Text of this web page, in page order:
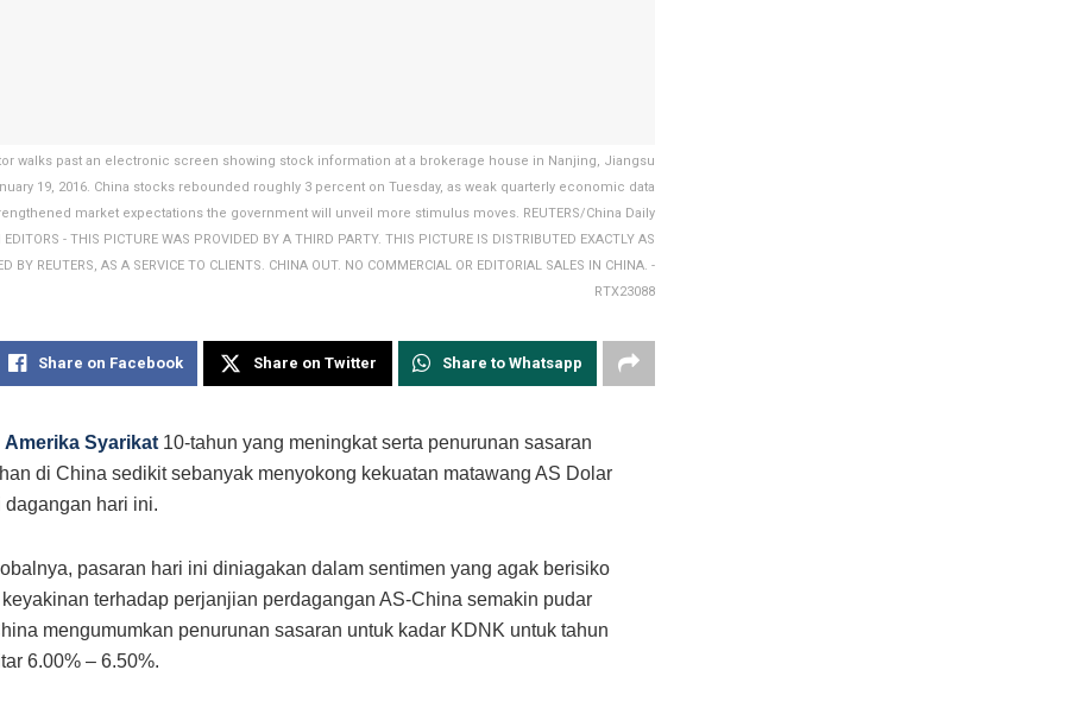
walks past an electronic screen showing stock information at a brokerage house in Nanjing, Jiangsu
19, 2016. China stocks rebounded roughly 3 percent on Tuesday, as weak quarterly economic data
market expectations the government will unveil more stimulus moves. REUTERS/China Daily
EDITORS - THIS PICTURE WAS PROVIDED BY A THIRD PARTY. THIS PICTURE IS DISTRIBUTED EXACTLY AS
BY REUTERS, AS A SERVICE TO CLIENTS. CHINA OUT. NO COMMERCIAL OR EDITORIAL SALES IN CHINA. -
RTX23088
Share on Facebook Share on Twitter Share to Whatsapp
Amerika Syarikat 10-tahun yang meningkat serta penurunan sasaran
di China sedikit sebanyak menyokong kekuatan matawang AS Dolar
dagangan hari ini.
pasaran hari ini diniagakan dalam sentimen yang agak berisiko
keyakinan terhadap perjanjian perdagangan AS-China semakin pudar
mengumumkan penurunan sasaran untuk kadar KDNK untuk tahun
6.00% – 6.50%.